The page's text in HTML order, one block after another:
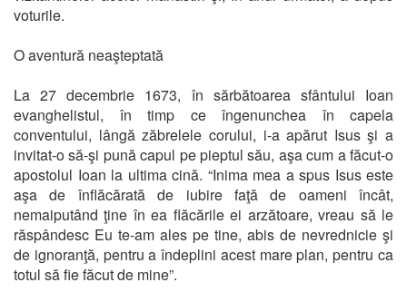
voturile.
O aventură neaşteptată
La 27 decembrie 1673, în sărbătoarea sfântului Ioan
evanghelistul, în timp ce îngenunchea în capela
conventului, lângă zăbrelele corului, i-a apărut Isus şi a
invitat-o să-şi pună capul pe pieptul său, aşa cum a făcut-o
apostolul Ioan la ultima cină. “Inima mea a spus Isus este
aşa de înflăcărată de iubire faţă de oameni încât,
nemaiputând ţine în ea flăcările ei arzătoare, vreau să le
răspândesc Eu te-am ales pe tine, abis de nevrednicie şi
de ignoranţă, pentru a îndeplini acest mare plan, pentru ca
totul să fie făcut de mine”.